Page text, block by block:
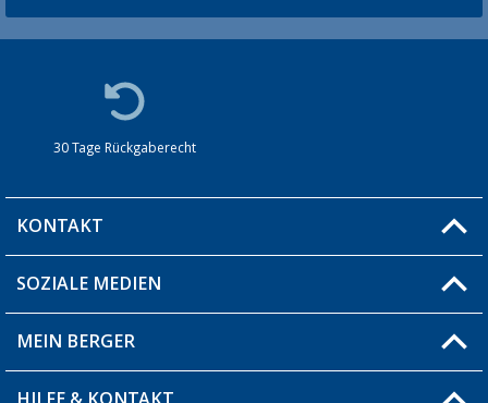
30 Tage Rückgaberecht
KONTAKT
Du hast eine Frage?
Filiale finden
SOZIALE MEDIEN
MEIN BERGER